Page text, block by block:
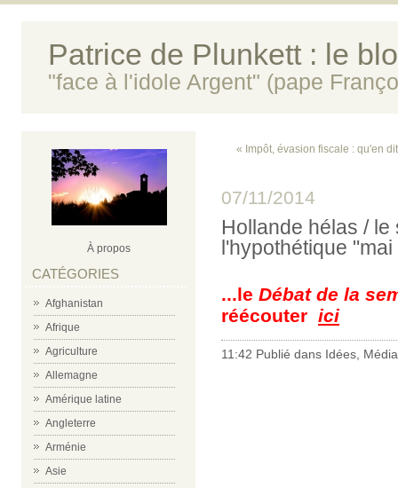
Patrice de Plunkett : le
"face à l'idole Argent" (pape
À propos
CATÉGORIES
Afghanistan
Afrique
Agriculture
Allemagne
Amérique latine
Angleterre
Arménie
Asie
« Impôt, évasion fiscale : qu'en
07/11/2014
Hollande hélas /
l'hypothétique
...le Débat de la
réécouter ici
11:42 Publié dans Idées